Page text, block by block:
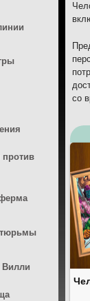
со
против
тюрьмы